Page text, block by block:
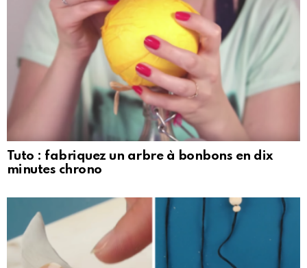
Tuto : fabriquez un arbre à bonbons en dix
minutes chrono